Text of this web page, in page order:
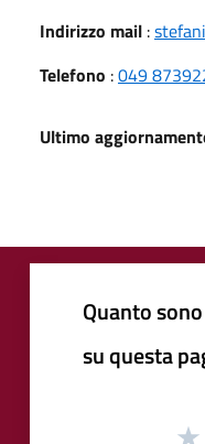
Indirizzo mail :
Telefono :049
Ultimo
Quanto
su questa